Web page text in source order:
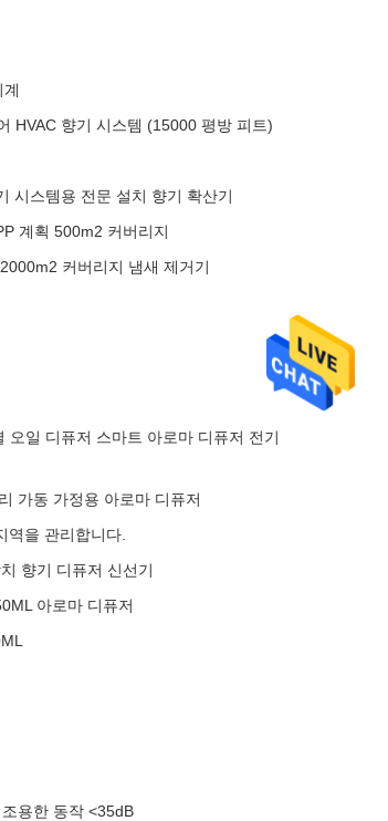
HVAC 향기 시스템 (15000 평방 피트)
시스템용 전문 설치 향기 확산기
계획 500m2 커버리지
커버리지 냄새 제거기
일 디퓨저 스마트 아로마 디퓨저 전기
가동 가정용 아로마 디퓨저
역을 관리합니다.
향기 디퓨저 신선기
아로마 디퓨저
용한 동작 <35dB